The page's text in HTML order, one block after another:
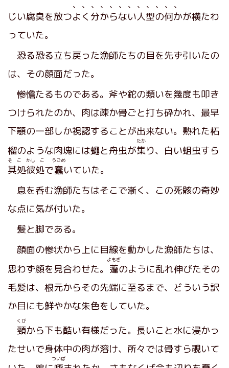
じい腐臭を放つよく分からない人型の何か
、、、、、、、、、、、、
が横たわ
っていた。
恐る恐る立ち戻った漁師たちの目を先ず引いたの
は、その顔面だった。
惨憺たるものである。斧や鉈の類いを幾度も叩き
つけられたのか、肉は疎か骨ごと打ち砕かれ、最早
下顎の一部しか視認することが出来ない。熟れた柘
榴のような肉塊には蠅と舟虫が集
たか
り、白い蛆虫すら
其処彼処
そ こ かし こ
で蠢
うごめ
いていた。
息を呑む漁師たちはそこで漸く、この死骸の奇妙
な点に気が付いた。
髪と脚である。
顔面の惨状から上に目線を動かした漁師たちは、
思わず顔を見合わせた。 蓬
よもぎ
のように乱れ伸びたその
毛髪は、根元からその先端に至るまで、どういう訳
か目にも鮮やかな朱色をしていた。
頸
くび
から下も酷い有様だった。長いこと水に浸かっ
たせいで身体中の肉が溶け、所々では骨すら覗いて
ついば